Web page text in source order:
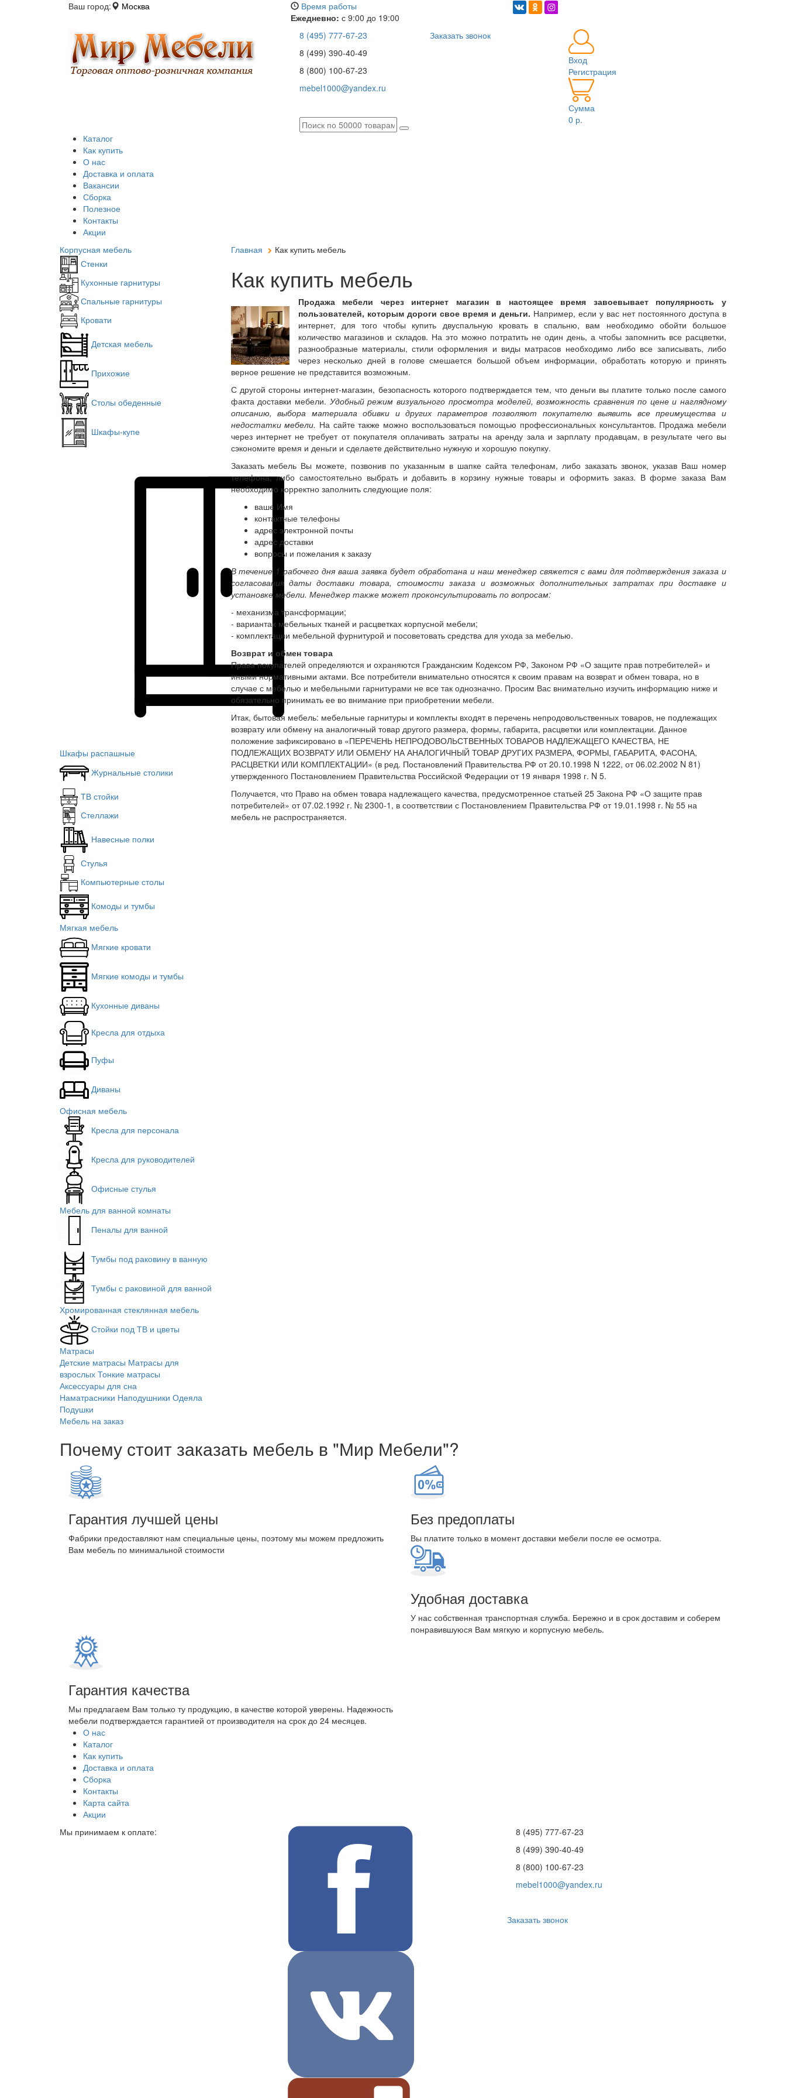
Ваш город: Москва
Время работы
Ежедневно: с 9:00 до 19:00
8 (495) 777-67-23
8 (499) 390-40-49
8 (800) 100-67-23
mebel1000@yandex.ru
Заказать звонок
Вход
Регистрация
Сумма
0 р.
Каталог
Как купить
О нас
Доставка и оплата
Вакансии
Сборка
Полезное
Контакты
Акции
Корпусная мебель
Стенки
Кухонные гарнитуры
Спальные гарнитуры
Кровати
Детская мебель
Прихожие
Столы обеденные
Шкафы-купе
Шкафы распашные
Журнальные столики
ТВ стойки
Стеллажи
Навесные полки
Стулья
Компьютерные столы
Комоды и тумбы
Мягкая мебель
Мягкие кровати
Мягкие комоды и тумбы
Кухонные диваны
Кресла для отдыха
Пуфы
Диваны
Офисная мебель
Кресла для персонала
Кресла для руководителей
Офисные стулья
Мебель для ванной комнаты
Пеналы для ванной
Тумбы под раковину в ванную
Тумбы с раковиной для ванной
Хромированная стеклянная мебель
Стойки под ТВ и цветы
Матрасы
Детские матрасы Матрасы для
взрослых Тонкие матрасы
Аксессуары для сна
Наматрасники Наподушники Одеяла
Подушки
Мебель на заказ
Главная Как купить мебель
Как купить мебель
Продажа мебели через интернет магазин в настоящее время завоевывает популярность у
пользователей, которым дороги свое время и деньги. Например, если у вас нет постоянного доступа в
интернет, для того чтобы купить двуспальную кровать в спальню, вам необходимо обойти большое
количество магазинов и складов. На это можно потратить не один день, а чтобы запомнить все расцветки,
разнообразные материалы, стили оформления и виды матрасов необходимо либо все записывать, либо
через несколько дней в голове смешается большой объем информации, обработать которую и принять
верное решение не представится возможным.
С другой стороны интернет-магазин, безопасность которого подтверждается тем, что деньги вы платите только после самого
факта доставки мебели. Удобный режим визуального просмотра моделей, возможность сравнения по цене и наглядному
описанию, выбора материала обивки и других параметров позволяют покупателю выявить все преимущества и
недостатки мебели. На сайте также можно воспользоваться помощью профессиональных консультантов. Продажа мебели
через интернет не требует от покупателя оплачивать затраты на аренду зала и зарплату продавцам, в результате чего вы
сэкономите время и деньги и сделаете действительно нужную и хорошую покупку.
Заказать мебель Вы можете, позвонив по указанным в шапке сайта телефонам, либо заказать звонок, указав Ваш номер
телефона, либо самостоятельно выбрать и добавить в корзину нужные товары и оформить заказ. В форме заказа Вам
необходимо корректно заполнить следующие поля:
ваше Имя
контактные телефоны
адрес электронной почты
адрес доставки
вопросы и пожелания к заказу
В течение 1 рабочего дня ваша заявка будет обработана и наш менеджер свяжется с вами для подтверждения заказа и
согласования даты доставки товара, стоимости заказа и возможных дополнительных затратах при доставке и
установке мебели. Менеджер также может проконсультировать по вопросам:
- механизма трансформации;
- вариантах мебельных тканей и расцветках корпусной мебели;
- комплектации мебельной фурнитурой и посоветовать средства для ухода за мебелью.
Возврат и обмен товара
Права покупателей определяются и охраняются Гражданским Кодексом РФ, Законом РФ «О защите прав потребителей» и
иными нормативными актами. Все потребители внимательно относятся к своим правам на возврат и обмен товара, но в
случае с мебелью и мебельными гарнитурами не все так однозначно. Просим Вас внимательно изучить информацию ниже и
обязательно принимать ее во внимание при приобретении мебели.
Итак, бытовая мебель: мебельные гарнитуры и комплекты входят в перечень непродовольственных товаров, не подлежащих
возврату или обмену на аналогичный товар другого размера, формы, габарита, расцветки или комплектации. Данное
положение зафиксировано в «ПЕРЕЧЕНЬ НЕПРОДОВОЛЬСТВЕННЫХ ТОВАРОВ НАДЛЕЖАЩЕГО КАЧЕСТВА, НЕ
ПОДЛЕЖАЩИХ ВОЗВРАТУ ИЛИ ОБМЕНУ НА АНАЛОГИЧНЫЙ ТОВАР ДРУГИХ РАЗМЕРА, ФОРМЫ, ГАБАРИТА, ФАСОНА,
РАСЦВЕТКИ ИЛИ КОМПЛЕКТАЦИИ» (в ред. Постановлений Правительства РФ от 20.10.1998 N 1222, от 06.02.2002 N 81)
утвержденного Постановлением Правительства Российской Федерации от 19 января 1998 г. N 5.
Получается, что Право на обмен товара надлежащего качества, предусмотренное статьей 25 Закона РФ «О защите прав
потребителей» от 07.02.1992 г. № 2300-1, в соответствии с Постановлением Правительства РФ от 19.01.1998 г. № 55 на
мебель не распространяется.
Почему стоит заказать мебель в "Мир Мебели"?
Гарантия лучшей цены
Фабрики предоставляют нам специальные цены, поэтому мы можем предложить
Вам мебель по минимальной стоимости
Без предоплаты
Вы платите только в момент доставки мебели после ее осмотра.
Удобная доставка
У нас собственная транспортная служба. Бережно и в срок доставим и соберем
понравившуюся Вам мягкую и корпусную мебель.
Гарантия качества
Мы предлагаем Вам только ту продукцию, в качестве которой уверены. Надежность
мебели подтверждается гарантией от производителя на срок до 24 месяцев.
О нас
Каталог
Как купить
Доставка и оплата
Сборка
Контакты
Карта сайта
Акции
Мы принимаем к оплате:
8 (495) 777-67-23
8 (499) 390-40-49
8 (800) 100-67-23
mebel1000@yandex.ru
Заказать звонок